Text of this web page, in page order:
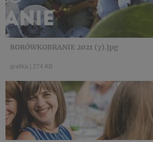
BORÓWKOBRANIE 2021 (7).jpg
grafika 274 KB